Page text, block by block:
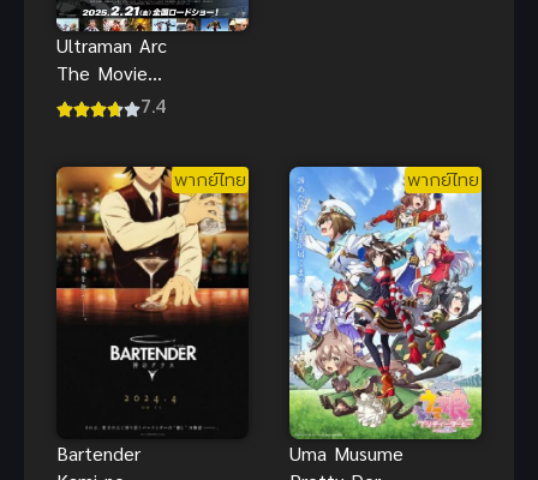
Ultraman Arc
The Movie
The Clash of
7.4
พากย์ไทย
Bartender
พากย์ไทย
Uma Musume